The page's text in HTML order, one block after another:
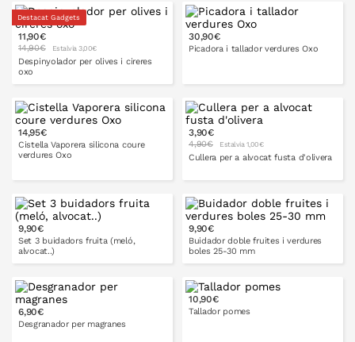
A LA CISTELLA A LA CISTELLA
Destacat Gadgets
11,90€
14,90€ Estalvia 3,00€
Despinyolador per olives i cireres
oxo
A LA CISTELLA
30,90€
Picadora i tallador verdures Oxo
A LA CISTELLA
14,95€
Cistella Vaporera silicona coure
verdures Oxo
A LA CISTELLA
3,90€
4,90€ Estalvia 1,00€
Cullera per a alvocat fusta d'olivera
A LA CISTELLA
9,90€
Set 3 buidadors fruita (meló,
alvocat..)
A LA CISTELLA
9,90€
Buidador doble fruites i verdures
boles 25-30 mm
6,90€
Desgranador per magranes
10,90€
Tallador pomes